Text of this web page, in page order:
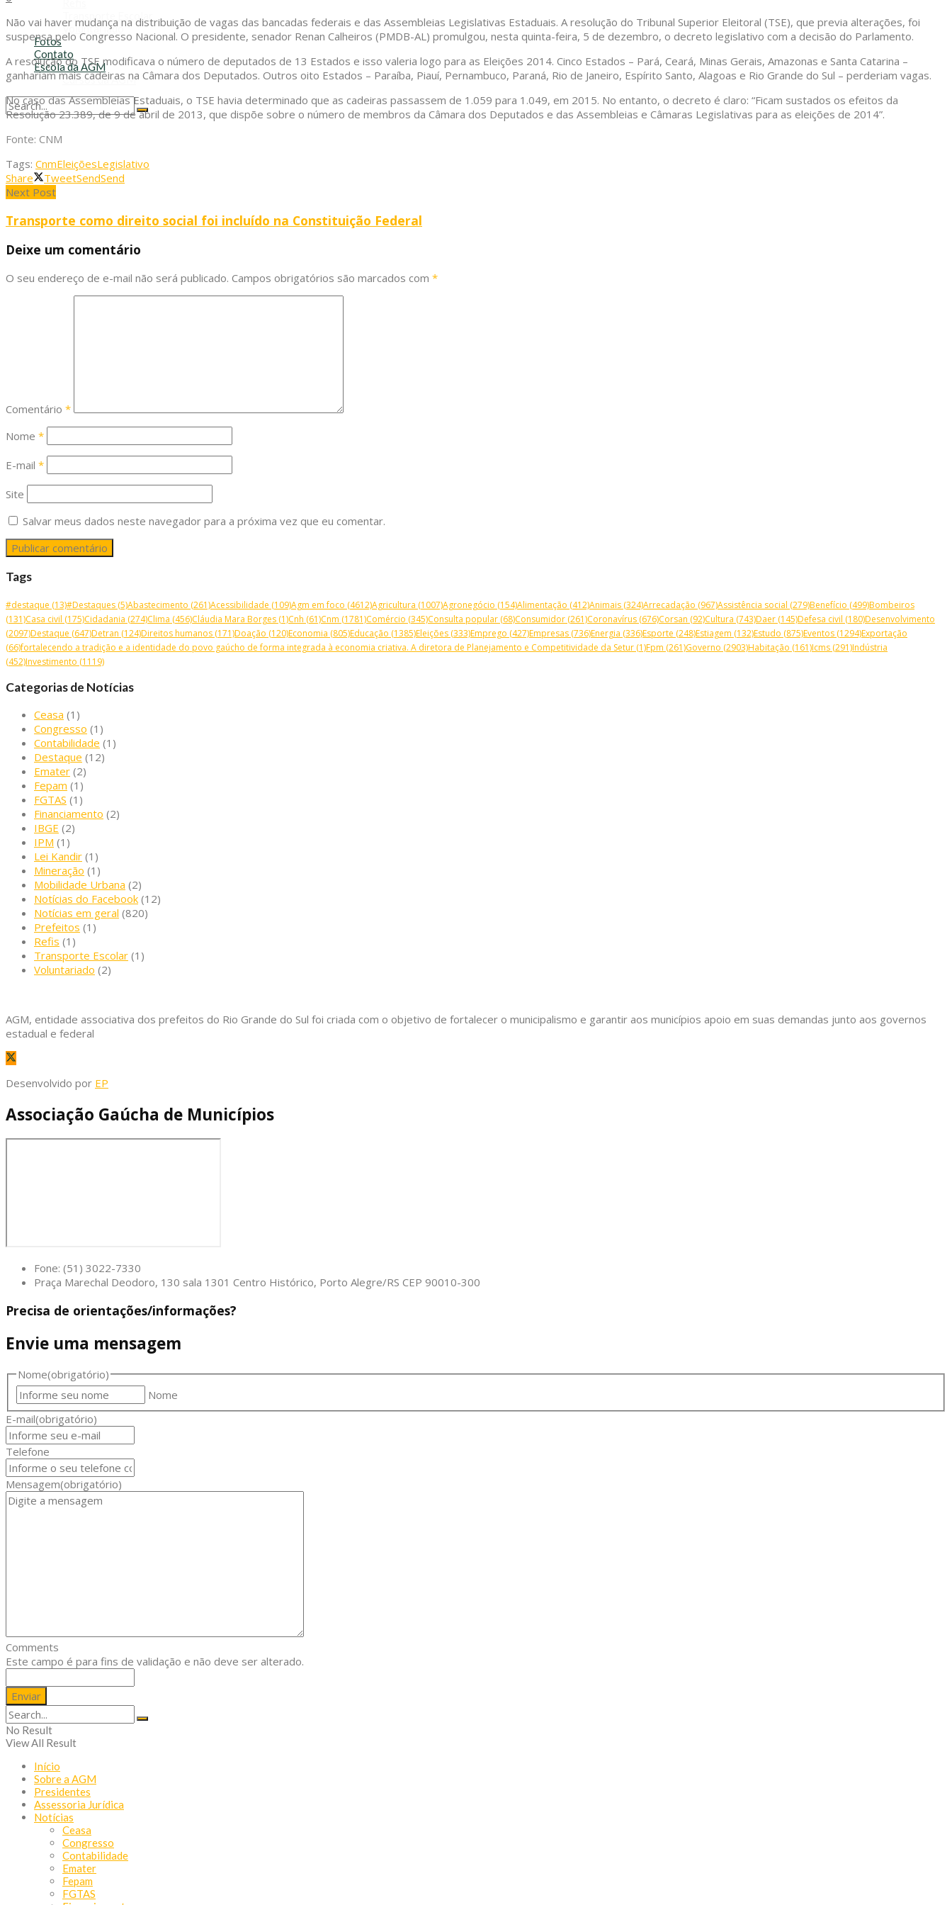
Transporte Escolar
Voluntariado
Fotos
Contato
Escola da AGM
Cursos da AGM
No Result
View All Result
Não vai haver mudança na distribuição de vagas das bancadas federais e das Assembleias Legislativas Estaduais. A resolução do Tribunal Superior Eleitoral (TSE), que previa alterações, foi
suspensa pelo Congresso Nacional. O presidente, senador Renan Calheiros (PMDB-AL) promulgou, nesta quinta-feira, 5 de dezembro, o decreto legislativo com a decisão do Parlamento.
A resolução do TSE modificava o número de deputados de 13 Estados e isso valeria logo para as Eleições 2014. Cinco Estados – Pará, Ceará, Minas Gerais, Amazonas e Santa Catarina –
ganhariam mais cadeiras na Câmara dos Deputados. Outros oito Estados – Paraíba, Piauí, Pernambuco, Paraná, Rio de Janeiro, Espírito Santo, Alagoas e Rio Grande do Sul – perderiam vagas.
No caso das Assembleias Estaduais, o TSE havia determinado que as cadeiras passassem de 1.059 para 1.049, em 2015. No entanto, o decreto é claro: “Ficam sustados os efeitos da
Resolução 23.389, de 9 de abril de 2013, que dispõe sobre o número de membros da Câmara dos Deputados e das Assembleias e Câmaras Legislativas para as eleições de 2014”.
Fonte: CNM
Tags: CnmEleiçõesLegislativo
Share
TweetSendSend
Next Post
Transporte como direito social foi incluído na Constituição Federal
Deixe um comentário
O seu endereço de e-mail não será publicado. Campos obrigatórios são marcados com *
Comentário *
Nome *
E-mail *
Site
Salvar meus dados neste navegador para a próxima vez que eu comentar.
Tags
#destaque (13)#Destaques (5)Abastecimento (261)Acessibilidade (109)Agm em foco (4612)Agricultura (1007)Agronegócio (154)Alimentação (412)Animais (324)Arrecadação (967)Assistência social (279)Benefício (499)Bombeiros
(131)Casa civil (175)Cidadania (274)Clima (456)Cláudia Mara Borges (1)Cnh (61)Cnm (1781)Comércio (345)Consulta popular (68)Consumidor (261)Coronavírus (676)Corsan (92)Cultura (743)Daer (145)Defesa civil (180)Desenvolvimento
(2097)Destaque (647)Detran (124)Direitos humanos (171)Doação (120)Economia (805)Educação (1385)Eleições (333)Emprego (427)Empresas (736)Energia (336)Esporte (248)Estiagem (132)Estudo (875)Eventos (1294)Exportação
(66)fortalecendo a tradição e a identidade do povo gaúcho de forma integrada à economia criativa. A diretora de Planejamento e Competitividade da Setur (1)Fpm (261)Governo (2903)Habitação (161)Icms (291)Indústria
(452)Investimento (1119)
Categorias de Notícias
Ceasa (1)
Congresso (1)
Contabilidade (1)
Destaque (12)
Emater (2)
Fepam (1)
FGTAS (1)
Financiamento (2)
IBGE (2)
IPM (1)
Lei Kandir (1)
Mineração (1)
Mobilidade Urbana (2)
Notícias do Facebook (12)
Notícias em geral (820)
Prefeitos (1)
Refis (1)
Transporte Escolar (1)
Voluntariado (2)
AGM, entidade associativa dos prefeitos do Rio Grande do Sul foi criada com o objetivo de fortalecer o municipalismo e garantir aos municípios apoio em suas demandas junto aos governos
estadual e federal
Desenvolvido por EP
Associação Gaúcha de Municípios
Fone: (51) 3022-7330
Praça Marechal Deodoro, 130 sala 1301 Centro Histórico, Porto Alegre/RS CEP 90010-300
Precisa de orientações/informações?
Envie uma mensagem
Nome(obrigatório)
Nome
E-mail(obrigatório)
Telefone
Mensagem(obrigatório)
Comments
Este campo é para fins de validação e não deve ser alterado.
No Result
View All Result
Início
Sobre a AGM
Presidentes
Assessoria Jurídica
Notícias
Ceasa
Congresso
Contabilidade
Emater
Fepam
FGTAS